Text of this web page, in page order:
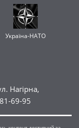
Україна-НАТО
Нагірна,
69-95